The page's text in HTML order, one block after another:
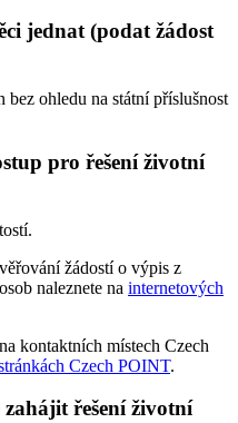
jednat (podat žádost
ohledu na státní příslušnost
pro řešení životní
žádostí o výpis z
naleznete na internetových
kontaktních místech Czech
Czech POINT.
zahájit řešení životní